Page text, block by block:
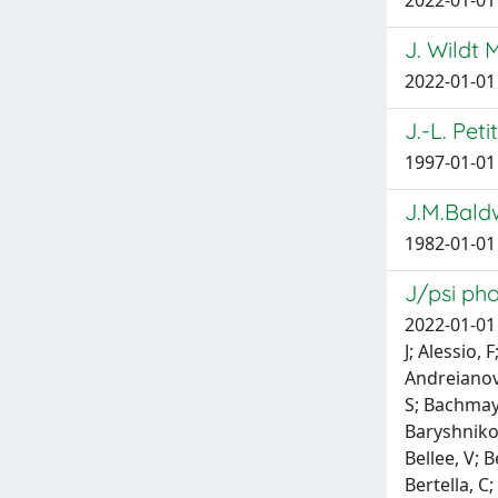
J. Wildt
2022-01-
J.-L.
1997-01-
1982-01-
J/psi
2022-01-01 Aaij, R; Beteta, Ca; Ackernley, T; Adeva, B; Adinolfi, M; Afsharnia, H; Aidala, Ca; Aiola, S; Ajaltouni, Z; Akar, S; Albrecht, J; Alessio, F; Alexander, M; Alfonso Albero, A; Aliouche, Z; Alkhazov, G; Cartelle, Pa; Amato, S; Amhis, Y; An, L; Anderlini, L; Andreianov, A; Andreotti, M; Archilli, F; Artamonov, A; Artuso, M; Arzymatov, K; Aslanides, E; Atzeni, M; Audurier, B; Bachmann, S; Bachmayer, M; Back, Jj; Baladron Rodriguez, P; Balagura, V; Baldini, W; Leite, Jb; Barlow, Rj; Barsuk, S; Barter, W; Bartolini, M; Baryshnikov, F; Basels, Jm; Bassi, G; Batsukh, B; Battig, A; Bay, A; Becker, M; Bedeschi, F; Bediaga, I; Beiter, A; Belavin, V; Belin, S; Bellee, V; Belous, K; Belov, I; Belyaev, I; Bencivenni, G; Ben-Haim, E; Berezhnoy, A; Bernet, R; Berninghoff, D; Bernstein, Hc; Bertella, C; Bertolin, A; Betancourt, C; Betti, F;